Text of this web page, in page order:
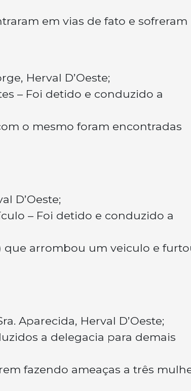
em vias de fato e sofreram
Herval D’Oeste;
– Foi detido e conduzido a
o mesmo foram encontradas
D’Oeste;
– Foi detido e conduzido a
que arrombou um veiculo e
Aparecida, Herval D’Oeste;
a delegacia para demais
fazendo ameaças a três